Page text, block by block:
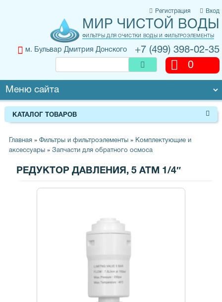
Регистрация Вход
МИР ЧИСТОЙ ВОДЫ
ФИЛЬТРЫ ДЛЯ ОЧИСТКИ ВОДЫ И ФИЛЬТРОЭЛЕМЕНТЫ
+7 (499) 398-02-35
м. Бульвар Дмитрия Донского
0
КАТАЛОГ ТОВАРОВ
Главная » Фильтры и фильтроэлементы » Комплектующие и
аксессуары » Запчасти для обратного осмоса
РЕДУКТОР ДАВЛЕНИЯ, 5 АТМ 1/4″